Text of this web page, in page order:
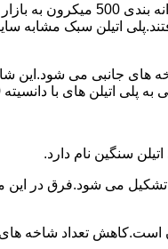
در سال 1961 میلادی
اتیلن سبک مشابه
های جانبی می شود.این
بر سانتی متر مکعب،پلی اتیلن سبک میتوان گفت.
است.کاهش تعداد شاخه